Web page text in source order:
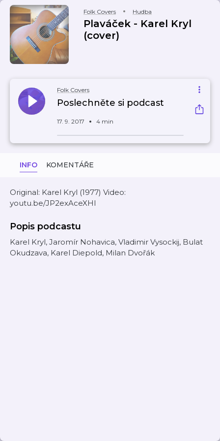
Folk Covers Hudba
Plaváček - Karel Kryl
(cover)
Folk Covers
Poslechněte si podcast
17. 9. 2017 4 min
INFO KOMENTÁŘE
Original: Karel Kryl (1977) Video:
youtu.be/JP2exAceXHI
Popis podcastu
Karel Kryl, Jaromír Nohavica, Vladimir Vysockij, Bulat
Okudzava, Karel Diepold, Milan Dvořák